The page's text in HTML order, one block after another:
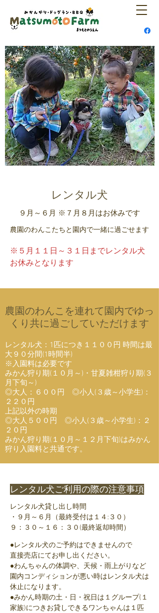
​​レンタル犬
９月～６月 ※７月８月はお休み​です
​農園のわんこたちと園内で一緒に過ごせます
※５月１１日～３１日までレンタル犬
お休みとなります
農園のわんこを連れて園内でゆっ
くり共に過ごしていただけます
レンタル犬：1匹につき１１００円 時間は最
大９０分間(1時間半)
※入園料は必要です
みかん狩り期(１０月～)・甘夏雑柑狩り期(３
月下旬～)
◎大人：６００円 ◎小人(３歳～小学生)：
２２０円
上記以外の時期
◎大人５００円 ◎小人(３歳～小学生)：２
２０円
みかん狩り期(１０月～１２月下旬)はみかん
狩り入園料と共通です。
レンタル犬ご利用の際の注意事項
レンタル犬貸し出し時間
・９月～６月（最終受付は１４:３０）
９：３０～１６：３０(最終返却時間）
●レンタル犬のご予約はできませんので
直接売店にてお申し出ください。
●わんちゃんの体調や、天候・雨上がりなど
園内コンディションが悪い時はレンタル犬は
休止になります。
●みかん時期の土・日・祝日は１グループ(１
家族)につきお貸しできるワンちゃんは１匹